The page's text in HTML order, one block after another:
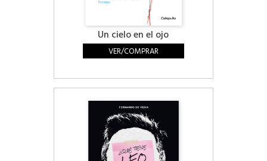
Un cielo en el ojo
VER/COMPRAR